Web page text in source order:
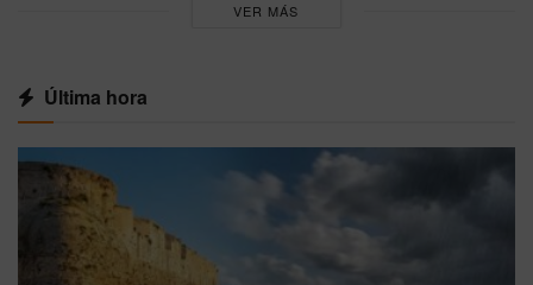
VER MÁS
Última hora